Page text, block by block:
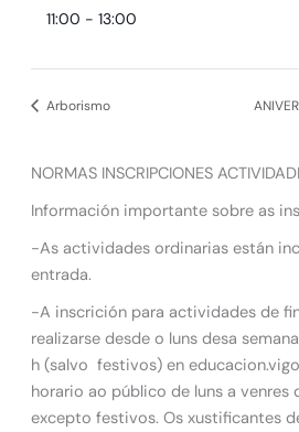
11:00 - 13:00
Arborismo
NORMAS INSCRIPCIONES
Información importante sobre as
-As actividades ordinarias están
entrada.
-A inscrición para actividades de
realizarse desde o luns desa
h (salvo festivos) en
horario ao público de luns a venres
excepto festivos. Os xustificantes